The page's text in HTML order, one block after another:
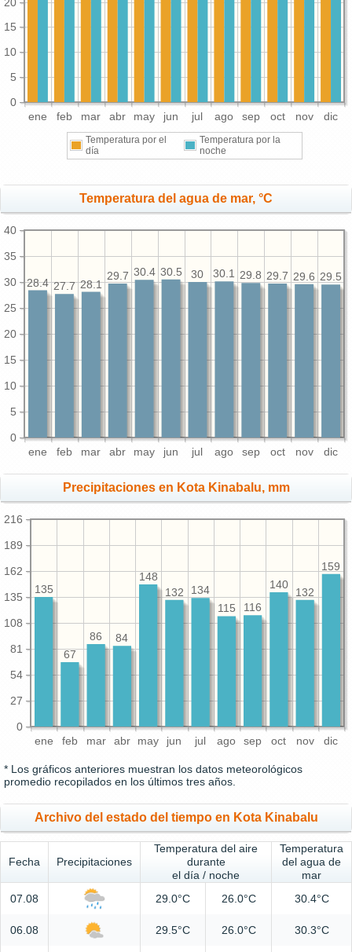
ene feb mar abr may jun jul ago sep oct nov dic
0
5
10
15
Temperatura por el
día
Temperatura por la
noche
Temperatura del agua de mar, °C
ene feb mar abr may jun jul ago sep oct nov dic
0
5
10
15
20
25
30
35
40
29.5
29.6
29.7
29.8
30.1
30
30.5
30.4
29.7
28.1
27.7
28.4
Precipitaciones en Kota Kinabalu, mm
ene feb mar abr may jun jul ago sep oct nov dic
0
27
54
81
108
135
162
189
216
159
132
140
116
115
134
132
148
84
86
67
135
* Los gráficos anteriores muestran los datos meteorológicos
promedio recopilados en los últimos tres años.
Archivo del estado del tiempo en Kota Kinabalu
Fecha Precipitaciones
Temperatura del aire
durante
el día / noche
Temperatura
del agua de
mar
07.08
29.0°C 26.0°C 30.4°C
06.08 29.5°C 26.0°C 30.3°C